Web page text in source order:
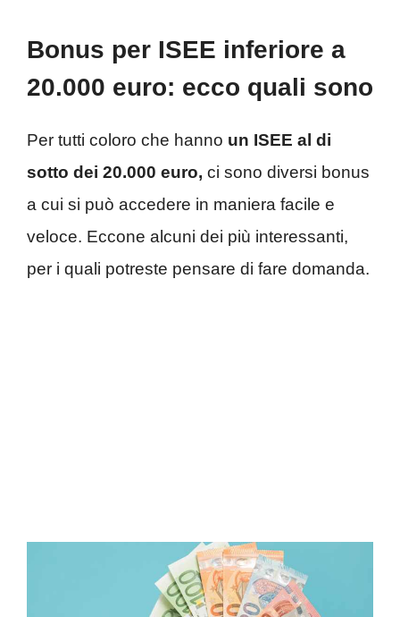
Bonus per ISEE inferiore a
20.000 euro: ecco quali sono
Per tutti coloro che hanno un ISEE al di
sotto dei 20.000 euro, ci sono diversi bonus
a cui si può accedere in maniera facile e
veloce. Eccone alcuni dei più interessanti,
per i quali potreste pensare di fare domanda.